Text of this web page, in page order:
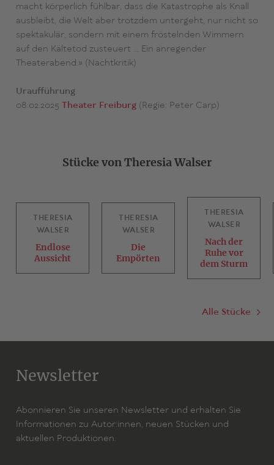
macht körperlich fühlbar, dass die Katastrophe als Knall
ausbleibt, die Welt aber trotzdem untergeht, nur nicht so
spektakulär, sondern mit einem fröstelnden Wimmern
auf den Kältetod zusteuert ... Ein anregender
Theaterabend.» (Nachtkritik)
Uraufführung
08.02.2025 Theater Freiburg(Regie: Peter Carp)
Stücke von Theresia Walser
THERESIA
WALSER
Endlose
Aussicht
THERESIA
WALSER
Die
Empörten
THERESIA
WALSER
Nach der
Ruhe vor
dem Sturm
Alle Stücke
Newsletter
Abonnieren Sie unseren Newsletter und erhalten Sie
Informationen zu Autor:innen, neuen Stücken und
aktuellen Produktionen.